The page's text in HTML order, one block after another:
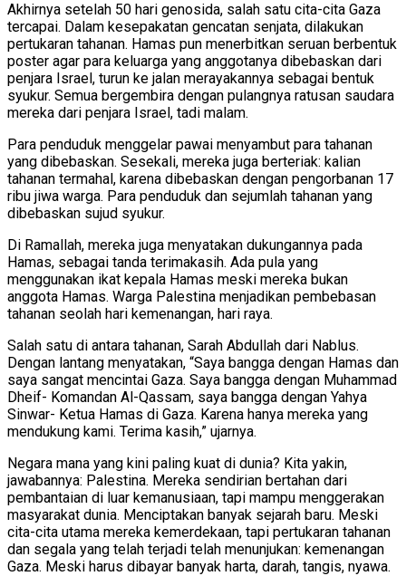
Akhirnya setelah 50 hari genosida, salah satu cita-cita Gaza
tercapai. Dalam kesepakatan gencatan senjata, dilakukan
pertukaran tahanan. Hamas pun menerbitkan seruan berbentuk
poster agar para keluarga yang anggotanya dibebaskan dari
penjara Israel, turun ke jalan merayakannya sebagai bentuk
syukur. Semua bergembira dengan pulangnya ratusan saudara
mereka dari penjara Israel, tadi malam.
Para penduduk menggelar pawai menyambut para tahanan
yang dibebaskan. Sesekali, mereka juga berteriak: kalian
tahanan termahal, karena dibebaskan dengan pengorbanan 17
ribu jiwa warga. Para penduduk dan sejumlah tahanan yang
dibebaskan sujud syukur.
Di Ramallah, mereka juga menyatakan dukungannya pada
Hamas, sebagai tanda terimakasih. Ada pula yang
menggunakan ikat kepala Hamas meski mereka bukan
anggota Hamas. Warga Palestina menjadikan pembebasan
tahanan seolah hari kemenangan, hari raya.
Salah satu di antara tahanan, Sarah Abdullah dari Nablus.
Dengan lantang menyatakan, “Saya bangga dengan Hamas dan
saya sangat mencintai Gaza. Saya bangga dengan Muhammad
Dheif- Komandan Al-Qassam, saya bangga dengan Yahya
Sinwar- Ketua Hamas di Gaza. Karena hanya mereka yang
mendukung kami. Terima kasih,” ujarnya.
Negara mana yang kini paling kuat di dunia? Kita yakin,
jawabannya: Palestina. Mereka sendirian bertahan dari
pembantaian di luar kemanusiaan, tapi mampu menggerakan
masyarakat dunia. Menciptakan banyak sejarah baru. Meski
cita-cita utama mereka kemerdekaan, tapi pertukaran tahanan
dan segala yang telah terjadi telah menunjukan: kemenangan
Gaza. Meski harus dibayar banyak harta, darah, tangis, nyawa.